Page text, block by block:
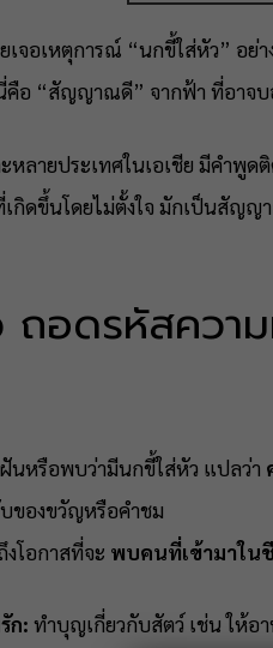
เจอเหตุการณ์ “นกขี้ใส่หัว” อ
คือ “สัญญาณดี” จากฟ้า ที่อาจบ
ลายประเทศในเอเชีย มีคำพูด
เกิดขึ้นโดยไม่ตั้งใจ มักเป็นสัญ
ถอดรหัสคว
นหรือพบว่ามีนกขี้ใส่หัว แปลว่า
บของขวัญหรือคำชม
งโอกาสที่จะ พบคนที่เข้ามาใน
ก: ทำบุญเกี่ยวกับสัตว์ เช่น ให้อ